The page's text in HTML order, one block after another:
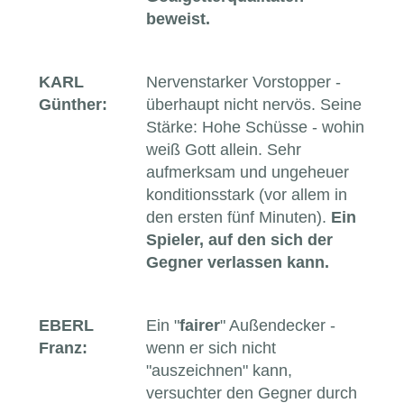
beweist.
KARL
Günther:
Nervenstarker Vorstopper -
überhaupt nicht nervös. Seine
Stärke: Hohe Schüsse - wohin
weiß Gott allein. Sehr
aufmerksam und ungeheuer
konditionsstark (vor allem in
den ersten fünf Minuten). Ein
Spieler, auf den sich der
Gegner verlassen kann.
EBERL
Franz:
Ein "fairer" Außendecker -
wenn er sich nicht
"auszeichnen" kann,
versuchter den Gegner durch